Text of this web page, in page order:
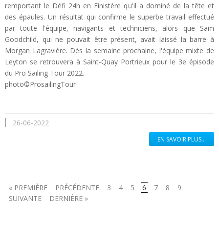
remportant le Défi 24h en Finistère qu'il a dominé de la tête et
des épaules. Un résultat qui confirme le superbe travail effectué
par toute l'équipe, navigants et techniciens, alors que Sam
Goodchild, qui ne pouvait être présent, avait laissé la barre à
Morgan Lagravière. Dès la semaine prochaine, l'équipe mixte de
Leyton se retrouvera à Saint-Quay Portrieux pour le 3e épisode
du Pro Sailing Tour 2022.
photo©ProsailingTour
26-06-2022
EN SAVOIR PLUS...
« PREMIÈRE PRÉCÉDENTE 3 4 5 6 7 8
9
SUIVANTE
DERNIÈRE »